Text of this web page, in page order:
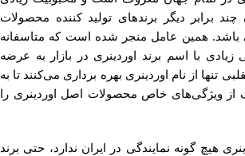
برابر دیگر برندهای تولید کننده محصولات
باشد. همین عامل منجر شده است که متاسفانه
با اسم برند اوردینری در بازار به عرضه
تنها از نام اوردینری بهره برداری می‌کنند تا به
ویژگی‌های خاص محصولات اصل اوردینری را
هیچ گونه نمایندگی در ایران ندارد، حتی برند